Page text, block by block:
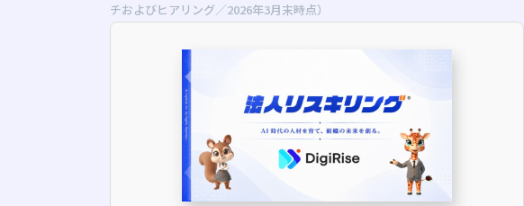
チおよびヒアリング／2026年3月末時点）